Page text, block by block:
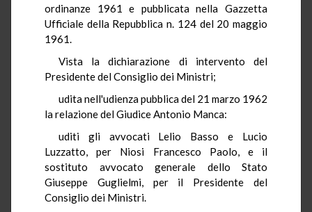
ordinanze 1961 e pubblicata nella Gazzetta
Ufficiale della Repubblica n. 124 del 20 maggio
1961.
Vista la dichiarazione di intervento del
Presidente del Consiglio dei Ministri;
udita nell'udienza pubblica del 21 marzo 1962
la relazione del Giudice Antonio Manca:
uditi gli avvocati Lelio Basso e Lucio
Luzzatto, per Niosi Francesco Paolo, e il
sostituto avvocato generale dello Stato
Giuseppe Guglielmi, per il Presidente del
Consiglio dei Ministri.